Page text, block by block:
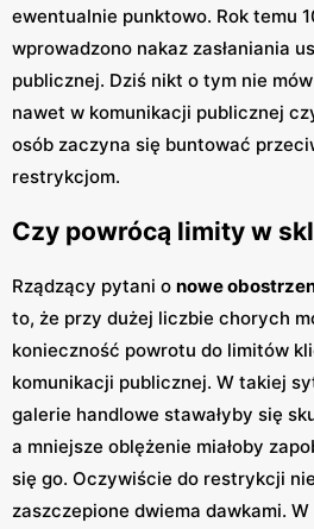
ewentualnie punktowo. Rok temu
wprowadzono nakaz zasłaniania
publicznej. Dziś nikt o tym nie
nawet w komunikacji publicznej
osób zaczyna się buntować
restrykcjom.
Czy powrócą limity w
Rządzący pytani o nowe
to, że przy dużej liczbie chorych
konieczność powrotu do limitów
komunikacji publicznej. W takiej
galerie handlowe stawałyby się
a mniejsze oblężenie miałoby
się go. Oczywiście do restrykcji
zaszczepione dwiema dawkami.